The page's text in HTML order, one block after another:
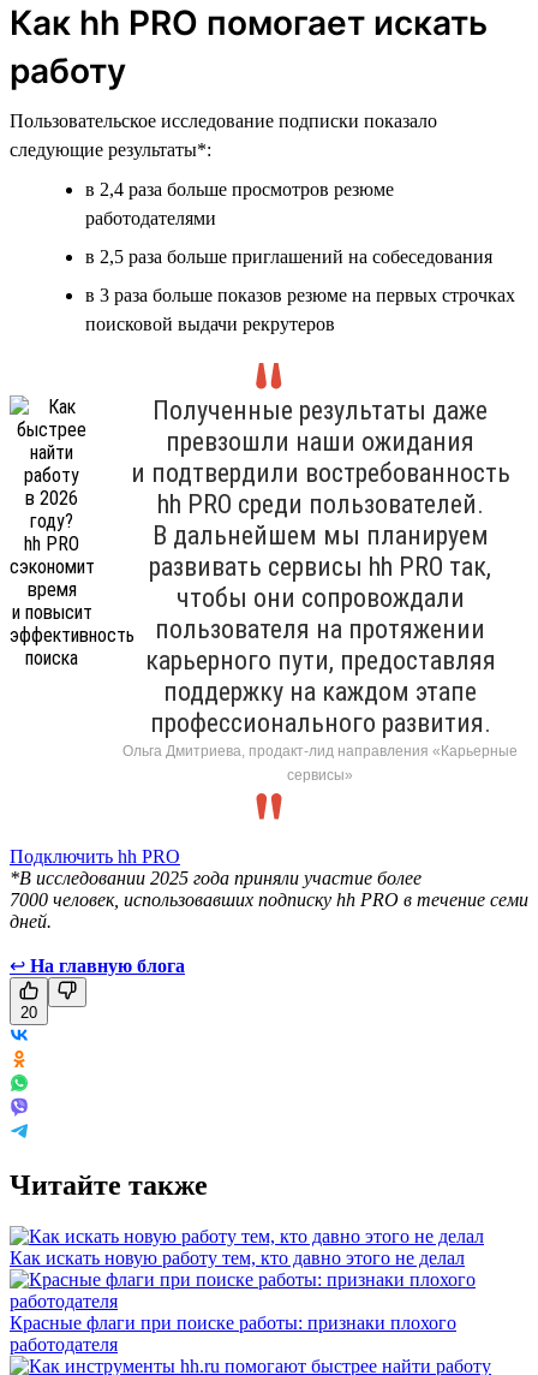
Как hh PRO помогает искать
работу
Пользовательское исследование подписки показало
следующие результаты*:
в 2,4 раза больше просмотров резюме
работодателями
в 2,5 раза больше приглашений на собеседования
в 3 раза больше показов резюме на первых строчках
поисковой выдачи рекрутеров
Полученные результаты даже
превзошли наши ожидания
и подтвердили востребованность
hh PRO среди пользователей.
В дальнейшем мы планируем
развивать сервисы hh PRO так,
чтобы они сопровождали
пользователя на протяжении
карьерного пути, предоставляя
поддержку на каждом этапе
профессионального развития.
Ольга Дмитриева, продакт-лид направления «Карьерные
сервисы»
Подключить hh PRO
*В исследовании 2025 года приняли участие более
7000 человек, использовавших подписку hh PRO в течение семи
дней.
↩ На главную блога
20
Читайте также
Как искать новую работу тем, кто давно этого не делал
Красные флаги при поиске работы: признаки плохого
работодателя